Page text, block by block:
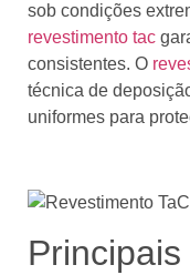
sob condições
revestimento tac
consistentes. O
técnica de
uniformes para